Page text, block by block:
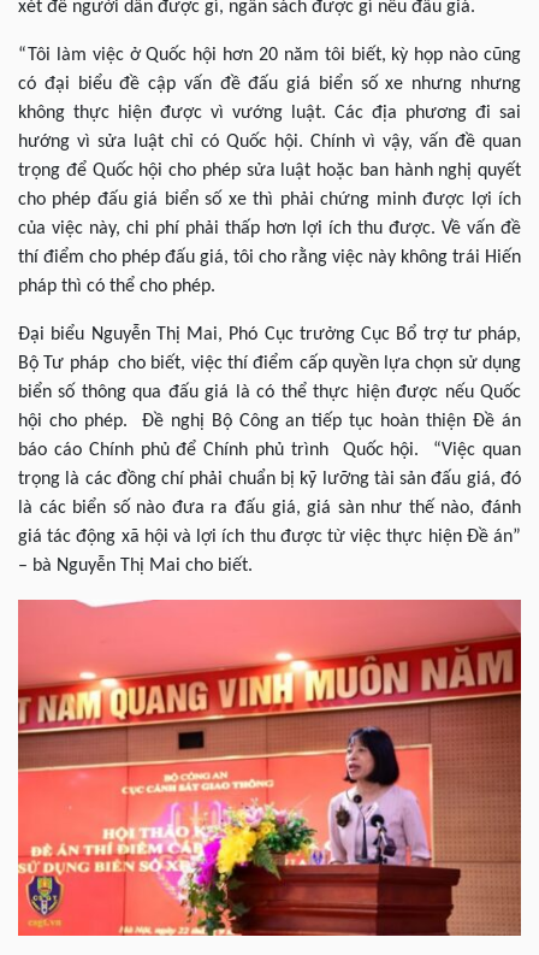
xét để người dân được gì, ngân sách được gì nếu đấu giá.
“Tôi làm việc ở Quốc hội hơn 20 năm tôi biết, kỳ họp nào cũng
có đại biểu đề cập vấn đề đấu giá biển số xe nhưng nhưng
không thực hiện được vì vướng luật. Các địa phương đi sai
hướng vì sửa luật chỉ có Quốc hội. Chính vì vậy, vấn đề quan
trọng để Quốc hội cho phép sửa luật hoặc ban hành nghị quyết
cho phép đấu giá biển số xe thì phải chứng minh được lợi ích
của việc này, chi phí phải thấp hơn lợi ích thu được. Về vấn đề
thí điểm cho phép đấu giá, tôi cho rằng việc này không trái Hiến
pháp thì có thể cho phép.
Đại biểu Nguyễn Thị Mai, Phó Cục trưởng Cục Bổ trợ tư pháp,
Bộ Tư pháp cho biết, việc thí điểm cấp quyền lựa chọn sử dụng
biển số thông qua đấu giá là có thể thực hiện được nếu Quốc
hội cho phép. Đề nghị Bộ Công an tiếp tục hoàn thiện Đề án
báo cáo Chính phủ để Chính phủ trình Quốc hội. “Việc quan
trọng là các đồng chí phải chuẩn bị kỹ lưỡng tài sản đấu giá, đó
là các biển số nào đưa ra đấu giá, giá sàn như thế nào, đánh
giá tác động xã hội và lợi ích thu được từ việc thực hiện Đề án”
– bà Nguyễn Thị Mai cho biết.